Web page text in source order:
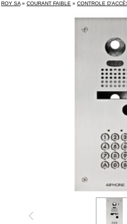
ROY SA » COURANT FAIBLE » CONTROLE